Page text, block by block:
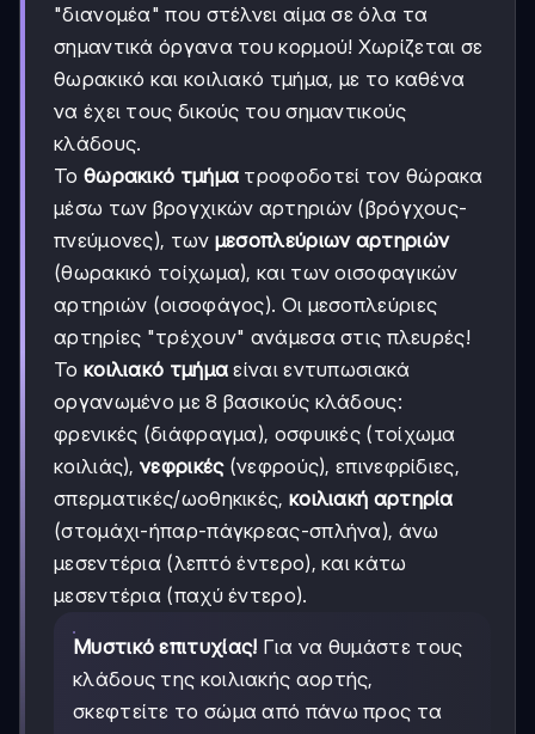
"διανομέα" που στέλνει αίμα σε όλα τα
σημαντικά όργανα του κορμού! Χωρίζεται σε
θωρακικό και κοιλιακό τμήμα, με το καθένα
να έχει τους δικούς του σημαντικούς
κλάδους.
Το θωρακικό τμήμα τροφοδοτεί τον θώρακα
μέσω των βρογχικών αρτηριών (βρόγχους-
πνεύμονες), των μεσοπλεύριων αρτηριών
(θωρακικό τοίχωμα), και των οισοφαγικών
αρτηριών (οισοφάγος). Οι μεσοπλεύριες
αρτηρίες "τρέχουν" ανάμεσα στις πλευρές!
Το κοιλιακό τμήμα είναι εντυπωσιακά
οργανωμένο με 8 βασικούς κλάδους:
φρενικές (διάφραγμα), οσφυικές (τοίχωμα
κοιλιάς), νεφρικές(νεφρούς), επινεφρίδιες,
σπερματικές/ωοθηκικές, κοιλιακή αρτηρία
(στομάχι-ήπαρ-πάγκρεας-σπλήνα), άνω
μεσεντέρια (λεπτό έντερο), και κάτω
μεσεντέρια (παχύ έντερο).
Μυστικό επιτυχίας! Για να θυμάστε τους
κλάδους της κοιλιακής αορτής,
σκεφτείτε το σώμα από πάνω προς τα